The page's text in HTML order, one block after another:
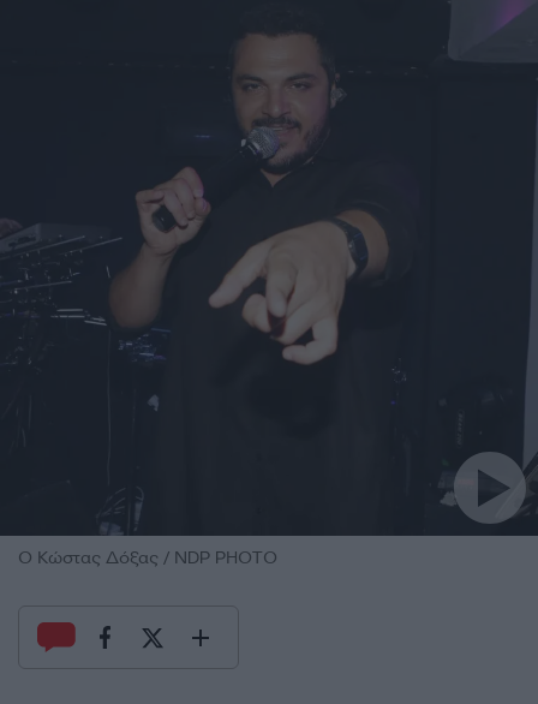
O Κώστας Δόξας / NDP PHOTO